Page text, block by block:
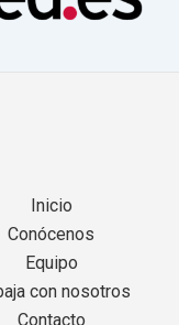
Inicio
Conócenos
Equipo
con nosotros
Contacto